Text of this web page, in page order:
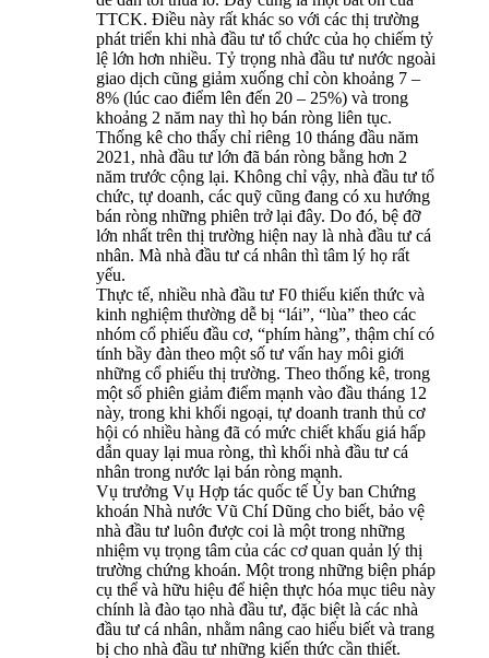
TTCK. Điều này rất khác so với các thị trường
phát triển khi nhà đầu tư tổ chức của họ chiếm tỷ
lệ lớn hơn nhiều. Tỷ trọng nhà đầu tư nước ngoài
giao dịch cũng giảm xuống chỉ còn khoảng 7 –
8% (lúc cao điểm lên đến 20 – 25%) và trong
khoảng 2 năm nay thì họ bán ròng liên tục.
Thống kê cho thấy chỉ riêng 10 tháng đầu năm
2021, nhà đầu tư lớn đã bán ròng bằng hơn 2
năm trước cộng lại. Không chỉ vậy, nhà đầu tư tổ
chức, tự doanh, các quỹ cũng đang có xu hướng
bán ròng những phiên trở lại đây. Do đó, bệ đỡ
lớn nhất trên thị trường hiện nay là nhà đầu tư cá
nhân. Mà nhà đầu tư cá nhân thì tâm lý họ rất
yếu.
Thực tế, nhiều nhà đầu tư F0 thiếu kiến thức và
kinh nghiệm thường dễ bị “lái”, “lùa” theo các
nhóm cổ phiếu đầu cơ, “phím hàng”, thậm chí có
tính bầy đàn theo một số tư vấn hay môi giới
những cổ phiếu thị trường. Theo thống kê, trong
một số phiên giảm điểm mạnh vào đầu tháng 12
này, trong khi khối ngoại, tự doanh tranh thủ cơ
hội có nhiều hàng đã có mức chiết khấu giá hấp
dẫn quay lại mua ròng, thì khối nhà đầu tư cá
nhân trong nước lại bán ròng mạnh.
Vụ trưởng Vụ Hợp tác quốc tế Ủy ban Chứng
khoán Nhà nước Vũ Chí Dũng cho biết, bảo vệ
nhà đầu tư luôn được coi là một trong những
nhiệm vụ trọng tâm của các cơ quan quản lý thị
trường chứng khoán. Một trong những biện pháp
cụ thể và hữu hiệu để hiện thực hóa mục tiêu này
chính là đào tạo nhà đầu tư, đặc biệt là các nhà
đầu tư cá nhân, nhằm nâng cao hiểu biết và trang
bị cho nhà đầu tư những kiến thức cần thiết.